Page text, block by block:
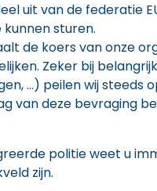
uit van de federatie
sturen.
de koers van onze
Zeker bij
…) peilen wij steeds
van deze bevraging
politie weet u
zijn.